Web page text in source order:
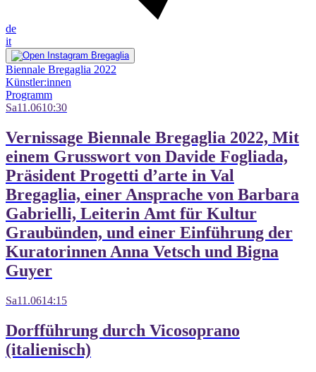
de
it
Biennale Bregaglia 2022
Künstler:innen
Programm
Sa11.0610:30
Vernissage Biennale Bregaglia 2022, Mit
einem Grusswort von Davide Fogliada,
Präsident Progetti d’arte in Val
Bregaglia, einer Ansprache von Barbara
Gabrielli, Leiterin Amt für Kultur
Graubünden, und einer Einführung der
Kuratorinnen Anna Vetsch und Bigna
Guyer
Sa11.0614:15
Dorfführung durch Vicosoprano
(italienisch)